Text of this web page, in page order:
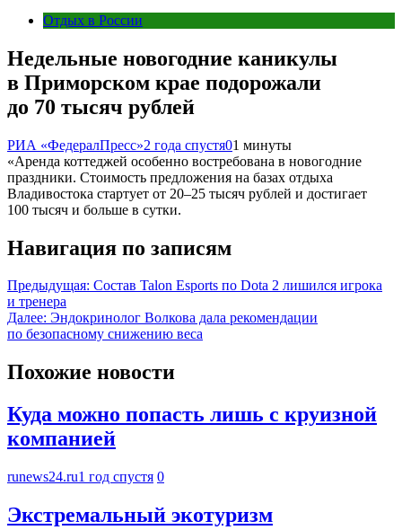
Отдых в России
Недельные новогодние каникулы
в Приморском крае подорожали
до 70 тысяч рублей
РИА «ФедералПресс»2 года спустя01 минуты
«Аренда коттеджей особенно востребована в новогодние
праздники. Стоимость предложения на базах отдыха
Владивостока стартует от 20–25 тысяч рублей и достигает
100 тысяч и больше в сутки.
Навигация по записям
Предыдущая: Состав Talon Esports по Dota 2 лишился игрока
и тренера
Далее: Эндокринолог Волкова дала рекомендации
по безопасному снижению веса
Похожие новости
Куда можно попасть лишь с круизной
компанией
runews24.ru1 год спустя 0
Экстремальный экотуризм